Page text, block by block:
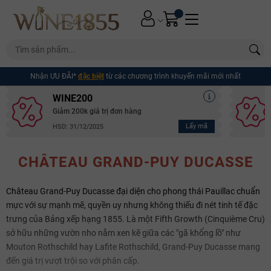
Nhận ƯU ĐÃI* đặc biệt từ các chương trình khuyến mãi mới nhất
WINE200
Giảm 200k giá trị đơn hàng
HSD: 31/12/2025 Lấy mã
CHÂTEAU GRAND-PUY DUCASSE
Château Grand-Puy Ducasse đại diện cho phong thái Pauillac chuẩn
mực với sự mạnh mẽ, quyền uy nhưng không thiếu đi nét tinh tế đặc
trưng của Bảng xếp hạng 1855. Là một Fifth Growth (Cinquième Cru)
sở hữu những vườn nho nằm xen kẽ giữa các "gã khổng lồ" như
Mouton Rothschild hay Lafite Rothschild, Grand-Puy Ducasse mang
đến giá trị vượt trội so với phân cấp.